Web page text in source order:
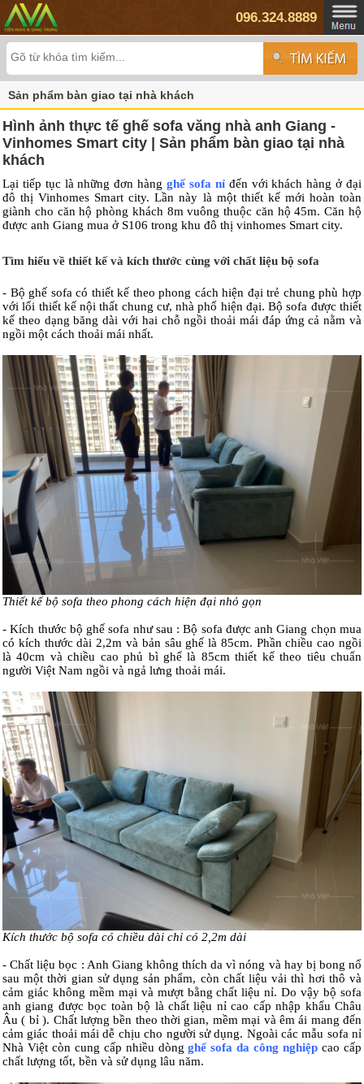
096.324.8889
Sản phẩm bàn giao tại nhà khách
Hình ảnh thực tế ghế sofa văng nhà anh Giang -
Vinhomes Smart city | Sản phẩm bàn giao tại nhà
khách
Lại tiếp tục là những đơn hàngghế sofa nỉđến với khách hàng ở đại
đô thị Vinhomes Smart city. Lần này là một thiết kế mới hoàn toàn
giành cho căn hộ phòng khách 8m vuông thuộc căn hộ 45m. Căn hộ
được anh Giang mua ở S106 trong khu đô thị vinhomes Smart city.
Tìm hiểu về thiết kế và kích thước cùng với chất liệu bộ sofa
- Bộ ghế sofa có thiết kế theo phong cách hiện đại trẻ chung phù hợp
với lối thiết kế nội thất chung cư, nhà phố hiện đại. Bộ sofa được thiết
kế theo dạng băng dài với hai chỗ ngồi thoải mái đáp ứng cả nằm và
ngồi một cách thoải mái nhất.
Thiết kế bộ sofa theo phong cách hiện đại nhỏ gọn
- Kích thước bộ ghế sofa như sau : Bộ sofa được anh Giang chọn mua
có kích thước dài 2,2m và bản sâu ghế là 85cm. Phần chiều cao ngồi
là 40cm và chiều cao phủ bì ghế là 85cm thiết kế theo tiêu chuẩn
người Việt Nam ngồi và ngả lưng thoải mái.
Kích thước bộ sofa có chiều dài chỉ có 2,2m dài
- Chất liệu bọc : Anh Giang không thích da vì nóng và hay bị bong nổ
sau một thời gian sử dụng sản phẩm, còn chất liệu vải thì hơi thô và
cảm giác không mềm mại và mượt bằng chất liệu nỉ. Do vậy bộ sofa
anh giang được bọc toàn bộ là chất liệu nỉ cao cấp nhập khẩu Châu
Âu ( bỉ ). Chất lượng bền theo thời gian, mềm mại và êm ái mang đến
cảm giác thoải mái dễ chịu cho người sử dụng. Ngoài các mẫu sofa nỉ
Nhà Việt còn cung cấp nhiều dòngghế sofa da công nghiệp cao cấp
chất lượng tốt, bền và sử dụng lâu năm.